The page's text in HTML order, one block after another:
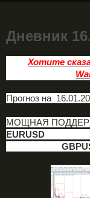
Дневник
Хотите
Прогноз на
МОЩНАЯ